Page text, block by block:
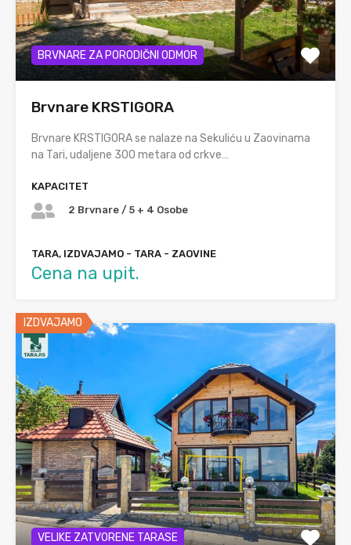
BRVNARE ZA PORODIČNI ODMOR
Brvnare KRSTIGORA
Brvnare KRSTIGORA se nalaze na Sekuliću u Zaovinama
na Tari, udaljene 300 metara od crkve…
KAPACITET
2 Brvnare / 5 + 4 Osobe
TARA, IZDVAJAMO - TARA - ZAOVINE
Cena na upit.
IZDVAJAMO
VELIKE ZATVORENE TARASE